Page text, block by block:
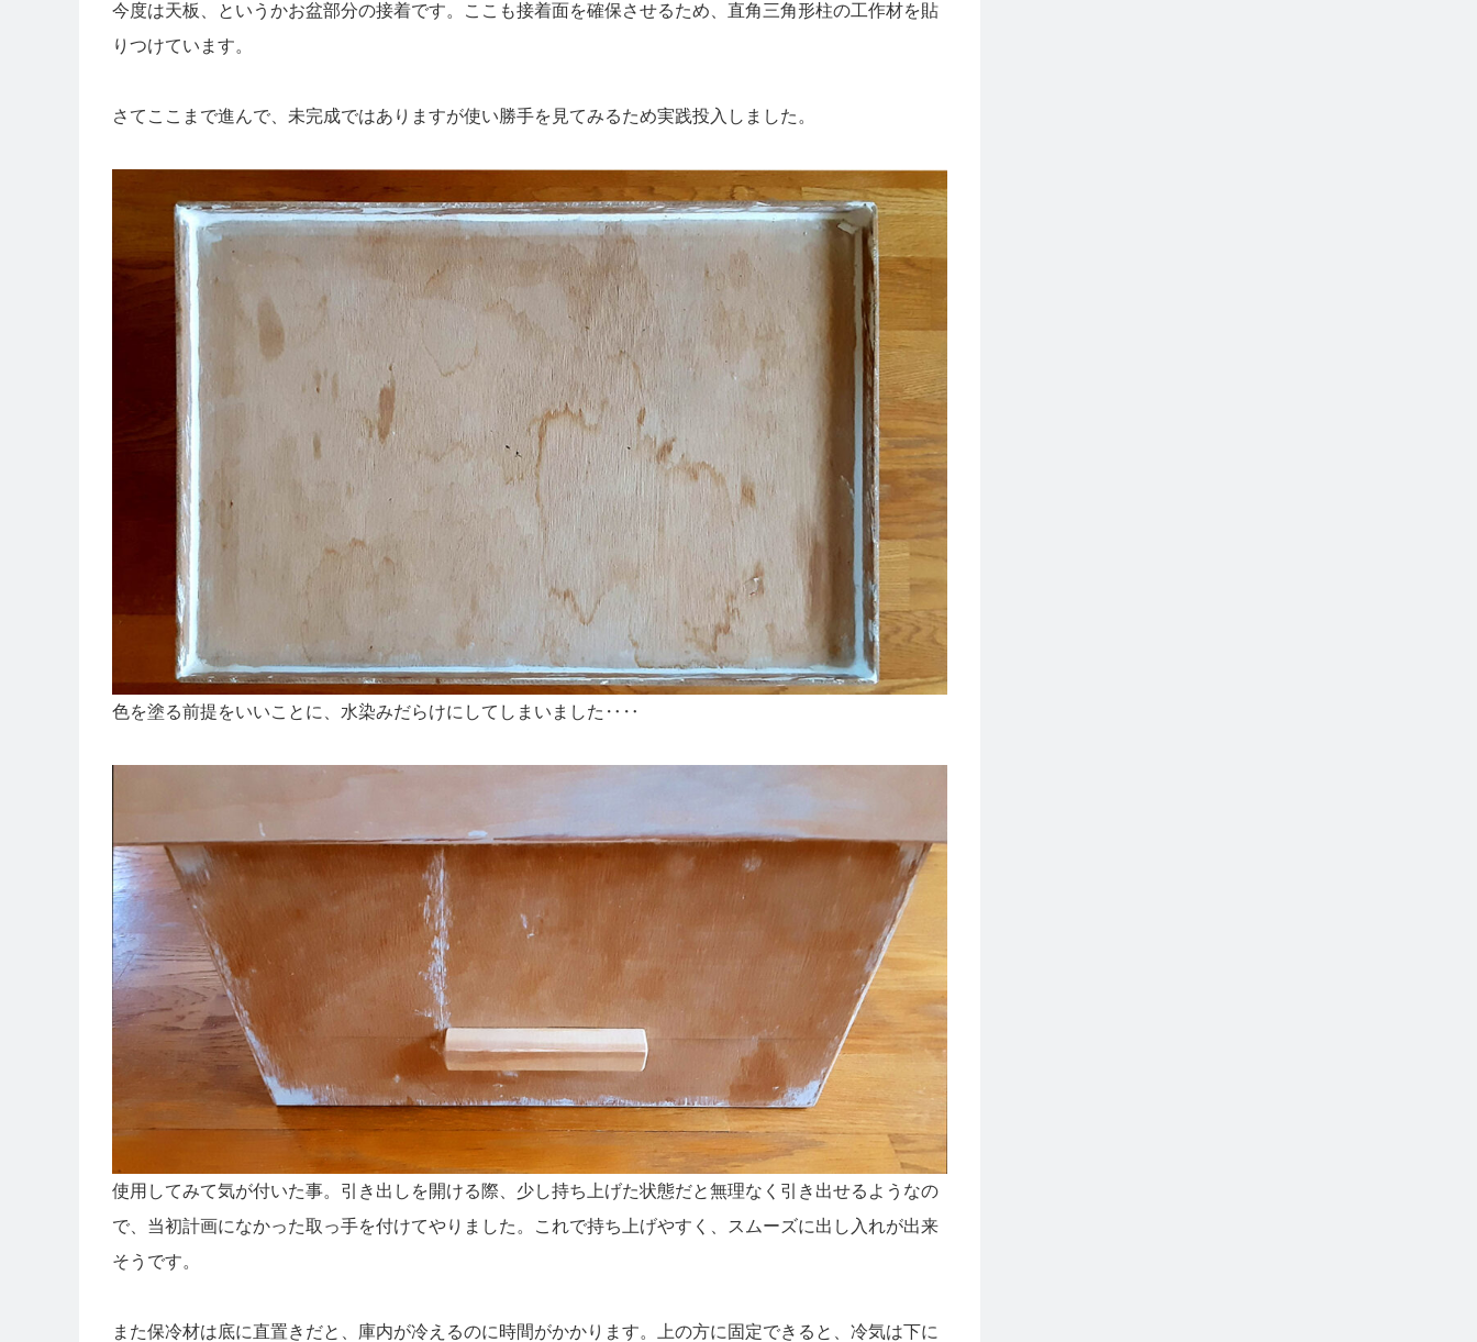
今度は天板、というかお盆部分の接着です。ここも接着面を確保させるため、直角三角形柱の工作材を貼
りつけています。
さてここまで進んで、未完成ではありますが使い勝手を見てみるため実践投入しました。
色を塗る前提をいいことに、水染みだらけにしてしまいました‥‥
使用してみて気が付いた事。引き出しを開ける際、少し持ち上げた状態だと無理なく引き出せるようなの
で、当初計画になかった取っ手を付けてやりました。これで持ち上げやすく、スムーズに出し入れが出来
そうです。
また保冷材は底に直置きだと、庫内が冷えるのに時間がかかります。上の方に固定できると、冷気は下に